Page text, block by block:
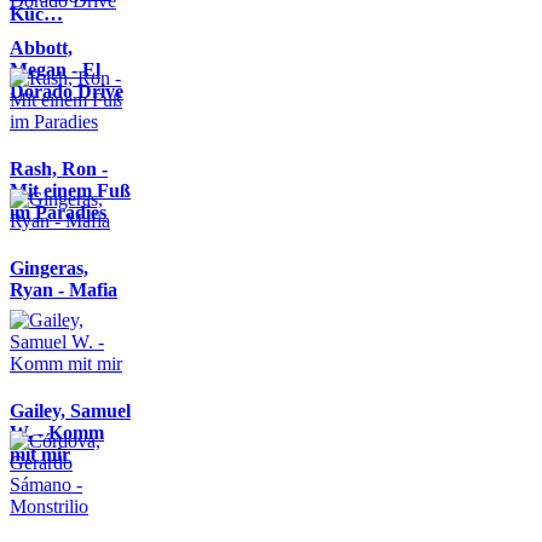
Küc…
Abbott,
Megan - El
Dorado Drive
Rash, Ron -
Mit einem Fuß
im Paradies
Gingeras,
Ryan - Mafia
Gailey, Samuel
W. - Komm
mit mir